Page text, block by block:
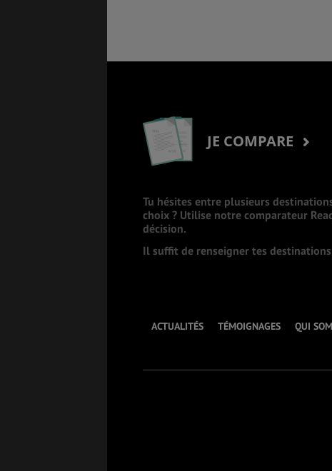
JE COMPARE
Tu hésites entre plusieurs
choix ? Utilise notre comparateur
décision.
Il suffit de renseigner tes
ACTUALITÉS TÉMOIGNAGES QUI